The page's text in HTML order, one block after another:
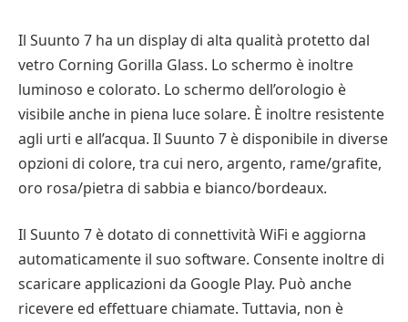
Il Suunto 7 ha un display di alta qualità protetto dal
vetro Corning Gorilla Glass. Lo schermo è inoltre
luminoso e colorato. Lo schermo dell’orologio è
visibile anche in piena luce solare. È inoltre resistente
agli urti e all’acqua. Il Suunto 7 è disponibile in diverse
opzioni di colore, tra cui nero, argento, rame/grafite,
oro rosa/pietra di sabbia e bianco/bordeaux.
Il Suunto 7 è dotato di connettività WiFi e aggiorna
automaticamente il suo software. Consente inoltre di
scaricare applicazioni da Google Play. Può anche
ricevere ed effettuare chiamate. Tuttavia, non è